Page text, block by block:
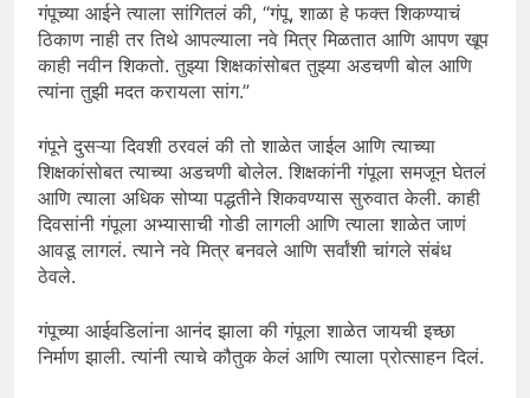
गंपूच्या आईने त्याला सांगितलं की, “गंपू, शाळा हे फक्त शिकण्याचं
ठिकाण नाही तर तिथे आपल्याला नवे मित्र मिळतात आणि आपण खूप
काही नवीन शिकतो. तुझ्या शिक्षकांसोबत तुझ्या अडचणी बोल आणि
त्यांना तुझी मदत करायला सांग.”
गंपूने दुसऱ्या दिवशी ठरवलं की तो शाळेत जाईल आणि त्याच्या
शिक्षकांसोबत त्याच्या अडचणी बोलेल. शिक्षकांनी गंपूला समजून घेतलं
आणि त्याला अधिक सोप्या पद्धतीने शिकवण्यास सुरुवात केली. काही
दिवसांनी गंपूला अभ्यासाची गोडी लागली आणि त्याला शाळेत जाणं
आवडू लागलं. त्याने नवे मित्र बनवले आणि सर्वांशी चांगले संबंध
ठेवले.
गंपूच्या आईवडिलांना आनंद झाला की गंपूला शाळेत जायची इच्छा
निर्माण झाली. त्यांनी त्याचे कौतुक केलं आणि त्याला प्रोत्साहन दिलं.